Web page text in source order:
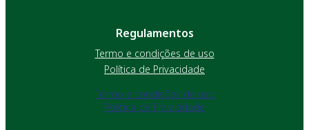
Regulamentos
Termo e condições de uso
Política de Privacidade
Termo e condições de uso
Política de Privacidade